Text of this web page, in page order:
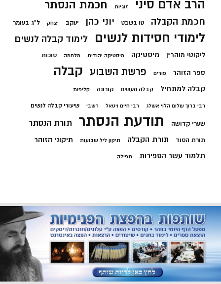
הרב אדם סיני זוגיות חכמת הנסתר
חכמת הקבלה טו בשבט יוני כהן יעקב יצחק ל"ג בעומר
לימודי חסידות לנשים לימוד קבלה לנשים
ליקוטי מוהר"ן מיסטיקה מיסטיקה יהודית מלחמה סוכות
ספר הזוהר פורים פרשת השבוע קבלה
קבלה למתחיל קבלה מעשית קורונה קליפות
רבי ברוך שלום הלוי אשלג רבי חיים ויטאל רשבי שיעורי קבלה לנשים
שערי קדושה תודעת הנסתר תורת הנסתר
תורת הסוד תורת הקבלה תיקון ליל שבועות תיקוני הזוהר
תלמוד עשר הספירות תפילה